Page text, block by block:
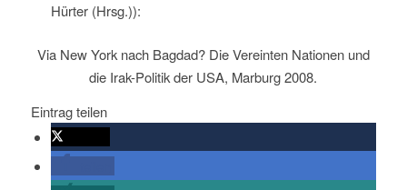
Hürter (Hrsg.)):
Via New York nach Bagdad? Die Vereinten Nationen und
die Irak-Politik der USA, Marburg 2008.
Eintrag teilen